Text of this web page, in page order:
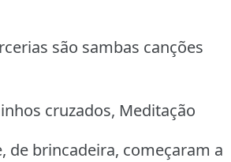
são sambas canções
cruzados, Meditação
de brincadeira, começaram a